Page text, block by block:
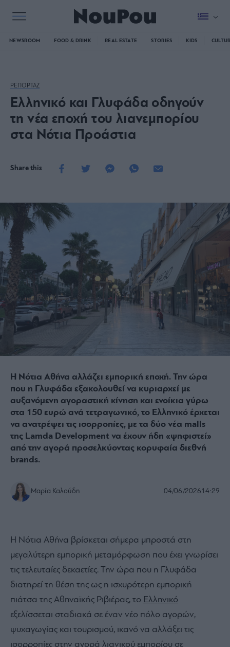
NEWSROOM FOOD & DRINK REAL ESTATE STORIES KIDS
ΡΕΠΟΡΤΑΖ
Ελληνικό και Γλυφάδα οδηγούν
τη νέα εποχή του λιανεμπορίου
στα Νότια Προάστια
Share this
Η Νότια Αθήνα αλλάζει εμπορική εποχή. Την ώρα
που η Γλυφάδα εξακολουθεί να κυριαρχεί με
αυξανόμενη αγοραστική κίνηση και ενοίκια γύρω
στα 150 ευρώ ανά τετραγωνικό, το Ελληνικό έρχεται
να ανατρέψει τις ισορροπίες, με τα δύο νέα malls
της Lamda Development να έχουν ήδη «ψηφιστεί»
από την αγορά προσελκύοντας κορυφαία διεθνή
brands.
Μαρία Καλούδη 04/06/202614:29
Η Νότια Αθήνα βρίσκεται σήμερα μπροστά στη
μεγαλύτερη εμπορική μεταμόρφωση που έχει γνωρίσει
τις τελευταίες δεκαετίες. Την ώρα που η Γλυφάδα
διατηρεί τη θέση της ως η ισχυρότερη εμπορική
πιάτσα της Αθηναϊκής Ριβιέρας, το Ελληνικό
εξελίσσεται σταδιακά σε έναν νέο πόλο αγορών,
ψυχαγωγίας και τουρισμού, ικανό να αλλάξει τις
ισορροπίες στην αγορά λιανικού εμπορίου σε